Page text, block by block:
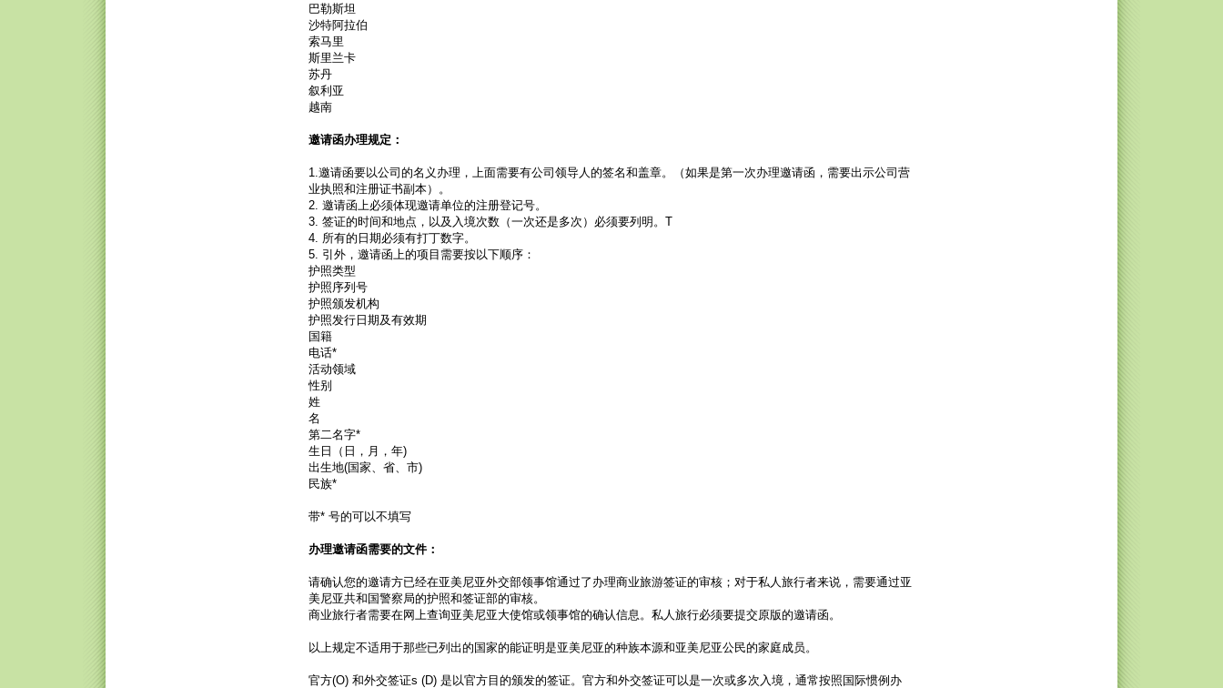
巴勒斯坦
沙特阿拉伯
索马里
斯里兰卡
苏丹
叙利亚
越南
邀请函办理规定：
1.邀请函要以公司的名义办理，上面需要有公司领导人的签名和盖章。（如果是第一次办理邀请函，需要出示公司营
业执照和注册证书副本）。
2. 邀请函上必须体现邀请单位的注册登记号。
3. 签证的时间和地点，以及入境次数（一次还是多次）必须要列明。T
4. 所有的日期必须有打丁数字。
5. 引外，邀请函上的项目需要按以下顺序：
护照类型
护照序列号
护照颁发机构
护照发行日期及有效期
国籍
电话*
活动领域
性别
姓
名
第二名字*
生日（日，月，年)
出生地(国家、省、市)
民族*
带* 号的可以不填写
办理邀请函需要的文件：
请确认您的邀请方已经在亚美尼亚外交部领事馆通过了办理商业旅游签证的审核；对于私人旅行者来说，需要通过亚
美尼亚共和国警察局的护照和签证部的审核。
商业旅行者需要在网上查询亚美尼亚大使馆或领事馆的确认信息。私人旅行必须要提交原版的邀请函。
以上规定不适用于那些已列出的国家的能证明是亚美尼亚的种族本源和亚美尼亚公民的家庭成员。
官方(O) 和外交签证s (D) 是以官方目的颁发的签证。官方和外交签证可以是一次或多次入境，通常按照国际惯例办